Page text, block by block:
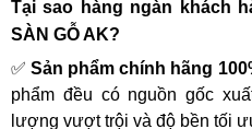
Tại sao hàng ngàn khách
SÀN GỖ AK?
✅Sản phẩm chính hãng
phẩm đều có nguồn gốc
lượng vượt trội và độ bền tối